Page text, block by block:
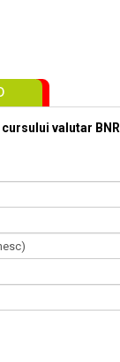
cursului valutar BNR